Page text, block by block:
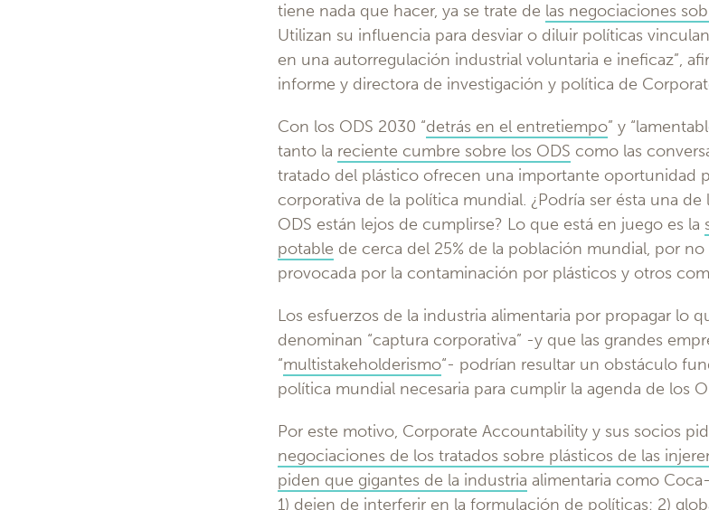
tiene nada que hacer, ya se trate de las negociaciones
Utilizan su influencia para desviar o diluir políticas
en una autorregulación industrial voluntaria e ineficaz”,
informe y directora de investigación y política de
Con los ODS 2030 “detrás en el entretiempo” y
tanto la reciente cumbre sobre los ODS como las
tratado del plástico ofrecen una importante oportunidad
corporativa de la política mundial. ¿Podría ser ésta una de
ODS están lejos de cumplirse? Lo que está en juego es la
potable de cerca del 25% de la población mundial, por no
provocada por la contaminación por plásticos y otros
Los esfuerzos de la industria alimentaria por propagar lo
denominan “captura corporativa” -y que las grandes
“multistakeholderismo“- podrían resultar un obstáculo
política mundial necesaria para cumplir la agenda de los
Por este motivo, Corporate Accountability y sus socios
negociaciones de los tratados sobre plásticos de las
piden que gigantes de la industria alimentaria como
1) dejen de interferir en la formulación de políticas; 2)